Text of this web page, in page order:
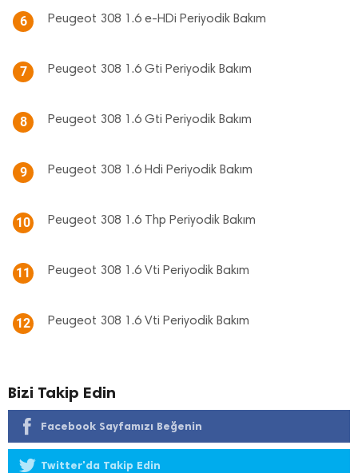
6 Peugeot 308 1.6 e-HDi Periyodik Bakım
7 Peugeot 308 1.6 Gti Periyodik Bakım
8 Peugeot 308 1.6 Gti Periyodik Bakım
9 Peugeot 308 1.6 Hdi Periyodik Bakım
10 Peugeot 308 1.6 Thp Periyodik Bakım
11 Peugeot 308 1.6 Vti Periyodik Bakım
12 Peugeot 308 1.6 Vti Periyodik Bakım
Bizi Takip Edin
Facebook Sayfamızı Beğenin
Twitter'da Takip Edin